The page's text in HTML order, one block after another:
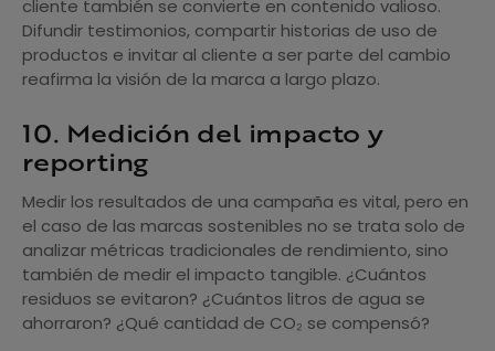
cliente también se convierte en contenido valioso.
Difundir testimonios, compartir historias de uso de
productos e invitar al cliente a ser parte del cambio
reafirma la visión de la marca a largo plazo.
10. Medición del impacto y
reporting
Medir los resultados de una campaña es vital, pero en
el caso de las marcas sostenibles no se trata solo de
analizar métricas tradicionales de rendimiento, sino
también de medir el impacto tangible. ¿Cuántos
residuos se evitaron? ¿Cuántos litros de agua se
ahorraron? ¿Qué cantidad de CO₂ se compensó?